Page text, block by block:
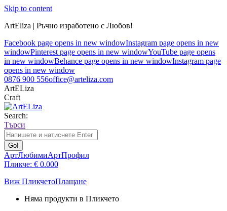
Skip to content
ArtEliza | Ръчно изработено с Любов!
Facebook page opens in new windowInstagram page opens in new
windowPinterest page opens in new windowYouTube page opens
in new windowBehance page opens in new windowInstagram page
opens in new window
0876 900 556office@arteliza.com
ArtELiza
Craft
Search:
Търси
АртЛюбимиАртПрофил
Пликче: € 0.000
Виж ПликчетоПлащане
Няма продукти в Пликчето